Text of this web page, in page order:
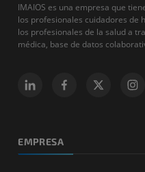
IMAIOS es una empresa que
los profesionales cuidadores de
los profesionales de la salud a
médica, base de datos
EMPRESA